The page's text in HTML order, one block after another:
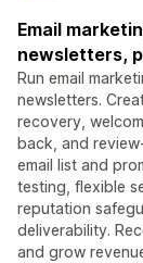
Email
newsletters,
Run email
newsletters.
recovery,
back, and
email list and
testing, flexible
reputation
deliverability.
and grow